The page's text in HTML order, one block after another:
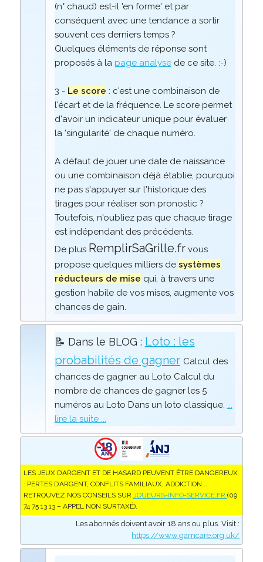
(n° chaud) est-il 'en forme' et par
conséquent avec une tendance a sortir
souvent ces derniers temps ?
Quelques éléments de réponse sont
proposés à la page analysede ce site. :-)
3 - Le score : c'est une combinaison de
l'écart et de la fréquence. Le score permet
d'avoir un indicateur unique pour évaluer
la 'singularité' de chaque numéro.
A défaut de jouer une date de naissance
ou une combinaison déjà établie, pourquoi
ne pas s'appuyer sur l'historique des
tirages pour réaliser son pronostic ?
Toutefois, n'oubliez pas que chaque tirage
est indépendant des précédents.
De plus RemplirSaGrille.frvous
propose quelques milliers de systèmes
réducteurs de mise qui, à travers une
gestion habile de vos mises, augmente vos
chances de gain.
📝 Dans le BLOG : Loto : les
probabilités de gagner Calcul des
chances de gagner au Loto Calcul du
nombre de chances de gagner les 5
numéros au Loto Dans un loto classique, ...
lire la suite ...
LES JEUX D’ARGENT ET DE HASARD PEUVENT ÊTRE DANGEREUX
: PERTES D’ARGENT, CONFLITS FAMILIAUX, ADDICTION...
RETROUVEZ NOS CONSEILS SUR JOUEURS-INFO-SERVICE.FR (09
74 75 13 13 – APPEL NON SURTAXÉ).
Les abonnés doivent avoir 18 ans ou plus. Visit :
https://www.gamcare.org.uk/